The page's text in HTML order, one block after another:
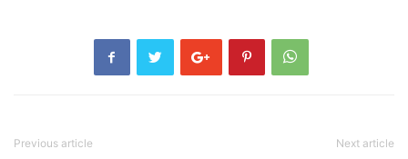
Previous article Next article